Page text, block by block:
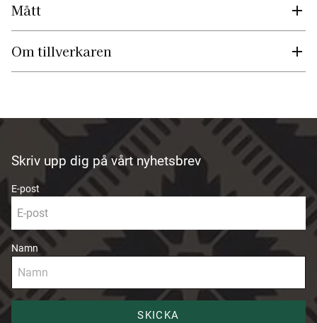
Mått
Om tillverkaren
Skriv upp dig på vårt nyhetsbrev
E-post
Namn
SKICKA